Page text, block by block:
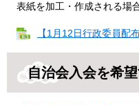
表紙を加工・作成される場
【1月12日行政委員配
自治会入会を希